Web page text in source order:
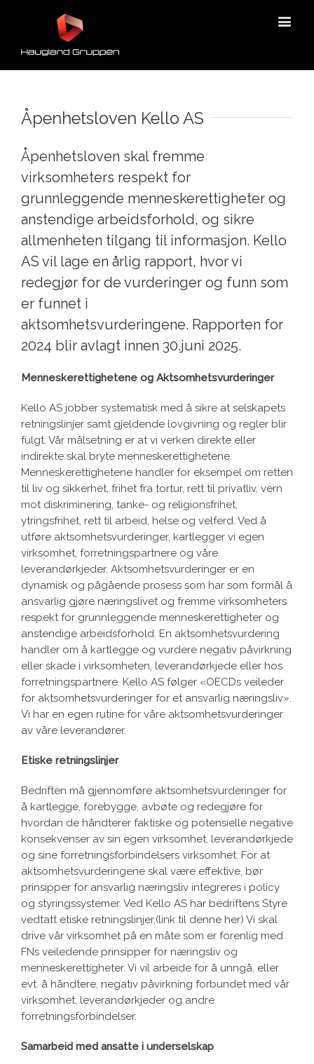
Åpenhetsloven Kello AS
Åpenhetsloven skal fremme
virksomheters respekt for
grunnleggende menneskerettigheter og
anstendige arbeidsforhold, og sikre
allmenheten tilgang til informasjon. Kello
AS vil lage en årlig rapport, hvor vi
redegjør for de vurderinger og funn som
er funnet i
aktsomhetsvurderingene. Rapporten for
2024 blir avlagt innen 30.juni 2025.
Menneskerettighetene og Aktsomhetsvurderinger
Kello AS jobber systematisk med å sikre at selskapets
retningslinjer samt gjeldende lovgivning og regler blir
fulgt. Vår målsetning er at vi verken direkte eller
indirekte skal bryte menneskerettighetene.
Menneskerettighetene handler for eksempel om retten
til liv og sikkerhet, frihet fra tortur, rett til privatliv, vern
mot diskriminering, tanke- og religionsfrihet,
ytringsfrihet, rett til arbeid, helse og velferd. Ved å
utføre aktsomhetsvurderinger, kartlegger vi egen
virksomhet, forretningspartnere og våre
leverandørkjeder. Aktsomhetsvurderinger er en
dynamisk og pågående prosess som har som formål å
ansvarlig gjøre næringslivet og fremme virksomheters
respekt for grunnleggende menneskerettigheter og
anstendige arbeidsforhold. En aktsomhetsvurdering
handler om å kartlegge og vurdere negativ påvirkning
eller skade i virksomheten, leverandørkjede eller hos
forretningspartnere. Kello AS følger «OECDs veileder
for aktsomhetsvurderinger for et ansvarlig næringsliv».
Vi har en egen rutine for våre aktsomhetsvurderinger
av våre leverandører.
Etiske retningslinjer
Bedriften må gjennomføre aktsomhetsvurderinger for
å kartlegge, forebygge, avbøte og redegjøre for
hvordan de håndterer faktiske og potensielle negative
konsekvenser av sin egen virksomhet, leverandørkjede
og sine forretningsforbindelsers virksomhet. For at
aktsomhetsvurderingene skal være effektive, bør
prinsipper for ansvarlig næringsliv integreres i policy
og styringssystemer. Ved Kello AS har bedriftens Styre
vedtatt etiske retningslinjer,(link til denne her) Vi skal
drive vår virksomhet på en måte som er forenlig med
FNs veiledende prinsipper for næringsliv og
menneskerettigheter. Vi vil arbeide for å unngå, eller
evt. å håndtere, negativ påvirkning forbundet med vår
virksomhet, leverandørkjeder og andre
forretningsforbindelser.
Samarbeid med ansatte i underselskap